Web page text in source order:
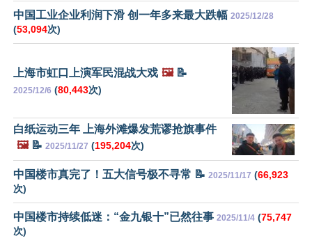
中国工业企业利润下滑 创一年多来最大跌幅 2025/12/28
(53,094次)
上海市虹口上演军民混战大戏 🖼️📝
2025/12/6 (80,443次)
白纸运动三年 上海外滩爆发荒谬抢旗事件
🖼️📝 2025/11/27 (195,204次)
中国楼市真完了！五大信号极不寻常 📝 2025/11/17 (66,923
次)
中国楼市持续低迷：“金九银十”已然往事 2025/11/4 (75,747
次)